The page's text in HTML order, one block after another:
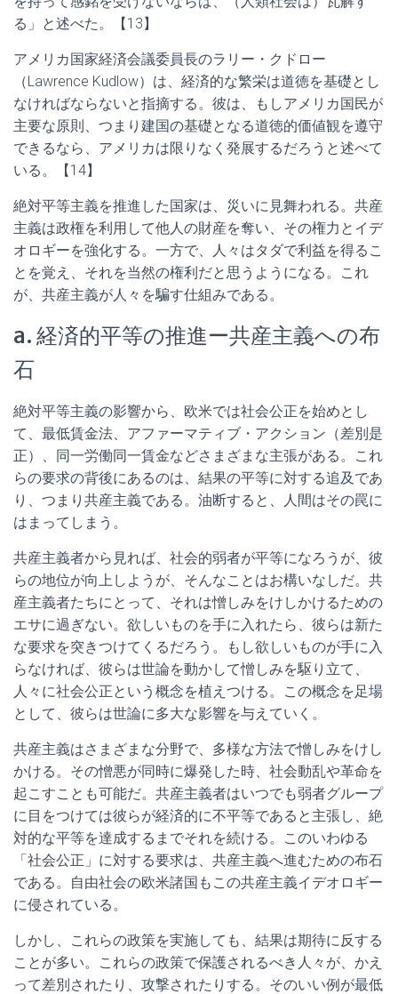
る」と述べた。【13】
アメリカ国家経済会議委員長のラリー・クドロー
（Lawrence Kudlow）は、経済的な繁栄は道徳を基礎とし
なければならないと指摘する。彼は、もしアメリカ国民が
主要な原則、つまり建国の基礎となる道徳的価値観を遵守
できるなら、アメリカは限りなく発展するだろうと述べて
いる。【14】
絶対平等主義を推進した国家は、災いに見舞われる。共産
主義は政権を利用して他人の財産を奪い、その権力とイデ
オロギーを強化する。一方で、人々はタダで利益を得るこ
とを覚え、それを当然の権利だと思うようになる。これ
が、共産主義が人々を騙す仕組みである。
a. 経済的平等の推進ー共産主義への布
石
絶対平等主義の影響から、欧米では社会公正を始めとし
て、最低賃金法、アファーマティブ・アクション（差別是
正）、同一労働同一賃金などさまざまな主張がある。これ
らの要求の背後にあるのは、結果の平等に対する追及であ
り、つまり共産主義である。油断すると、人間はその罠に
はまってしまう。
共産主義者から見れば、社会的弱者が平等になろうが、彼
らの地位が向上しようが、そんなことはお構いなしだ。共
産主義者たちにとって、それは憎しみをけしかけるための
エサに過ぎない。欲しいものを手に入れたら、彼らは新た
な要求を突きつけてくるだろう。もし欲しいものが手に入
らなければ、彼らは世論を動かして憎しみを駆り立て、
人々に社会公正という概念を植えつける。この概念を足場
として、彼らは世論に多大な影響を与えていく。
共産主義はさまざまな分野で、多様な方法で憎しみをけし
かける。その憎悪が同時に爆発した時、社会動乱や革命を
起こすことも可能だ。共産主義者はいつでも弱者グループ
に目をつけては彼らが経済的に不平等であると主張し、絶
対的な平等を達成するまでそれを続ける。このいわゆる
「社会公正」に対する要求は、共産主義へ進むための布石
である。自由社会の欧米諸国もこの共産主義イデオロギー
に侵されている。
しかし、これらの政策を実施しても、結果は期待に反する
ことが多い。これらの政策で保護されるべき人々が、かえ
って差別されたり、攻撃されたりする。そのいい例が最低